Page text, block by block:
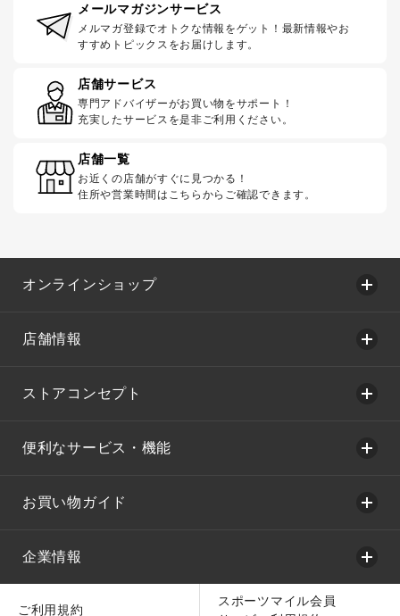
メールマガジンサービス
メルマガ登録でオトクな情報をゲット！最新情報やお
すすめトピックスをお届けします。
店舗サービス
専門アドバイザーがお買い物をサポート！
充実したサービスを是非ご利用ください。
店舗一覧
お近くの店舗がすぐに見つかる！
住所や営業時間はこちらからご確認できます。
オンラインショップ
店舗情報
ストアコンセプト
便利なサービス・機能
お買い物ガイド
企業情報
ご利用規約
スポーツマイル会員